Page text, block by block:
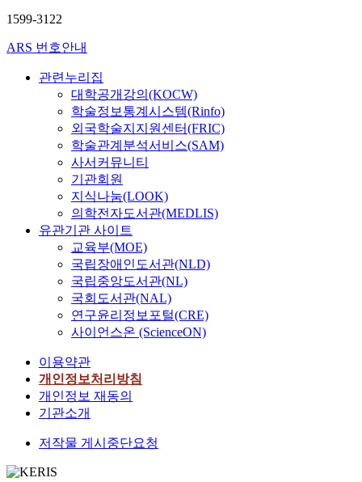
1599-3122
ARS 번호안내
관련누리집
대학공개강의(KOCW)
학술정보통계시스템(Rinfo)
외국학술지지원센터(FRIC)
학술관계분석서비스(SAM)
사서커뮤니티
기관회원
지식나눔(LOOK)
의학전자도서관(MEDLIS)
유관기관 사이트
교육부(MOE)
국립장애인도서관(NLD)
국립중앙도서관(NL)
국회도서관(NAL)
연구윤리정보포털(CRE)
사이언스온 (ScienceON)
이용약관
개인정보처리방침
개인정보 재동의
기관소개
저작물 게시중단요청